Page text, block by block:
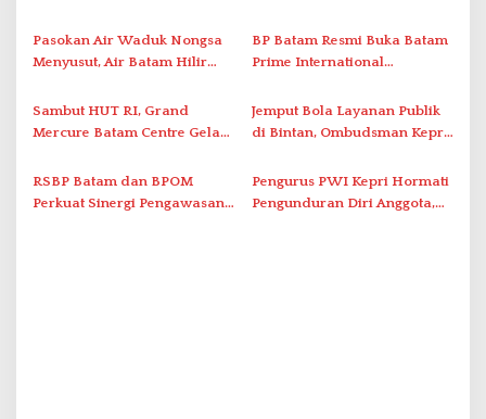
s
2026
Penanganan Stroke
Berstandar Internasional
Pasokan Air Waduk Nongsa
Menyusut, Air Batam Hilir
Antar-IPAM
BP Batam Resmi Buka Batam
Prime International
2026 di Stadion Temenggung
Abdul Jamal
Sambut HUT RI, Grand
Mercure Batam Centre Gelar
Nusantara’
Jemput Bola Layanan Publik
di Bintan, Ombudsman Kepri
Solar Nelayan
RSBP Batam dan BPOM
Perkuat Sinergi Pengawasan
Pengurus PWI Kepri Hormati
Pengunduran Diri Anggota,